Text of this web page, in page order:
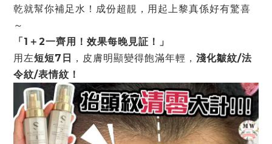
乾就幫你補⾜⽔！成份超靚，⽤起上黎真係好有驚喜
～
「1＋2⼀齊⽤！效果每晚⾒証！」
⽤左短短7⽇ ，⽪膚明顯變得飽滿年輕， 淺化皺紋/法
令紋/表情紋！